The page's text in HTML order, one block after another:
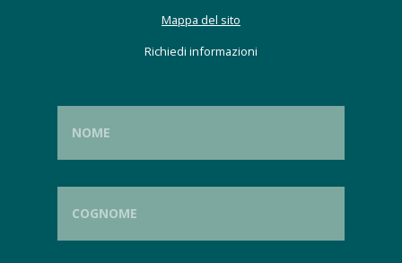
Mappa del sito
Richiedi informazioni